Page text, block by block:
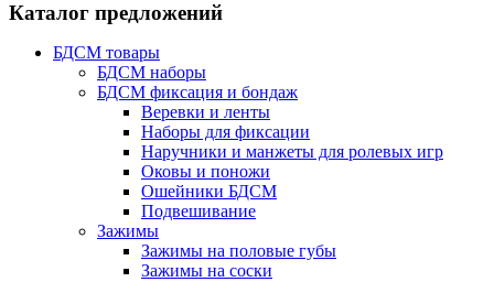
Каталог предложений
БДСМ товары
БДСМ наборы
БДСМ фиксация и бондаж
Веревки и ленты
Наборы для фиксации
Наручники и манжеты для ролевых игр
Оковы и поножи
Ошейники БДСМ
Подвешивание
Зажимы
Зажимы на половые губы
Зажимы на соски